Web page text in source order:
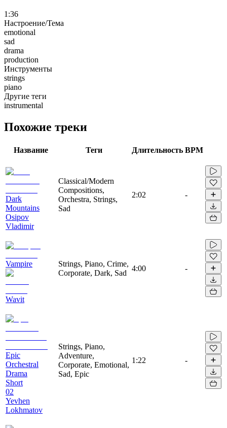
1:36
Настроение/Тема
emotional
sad
drama
production
Инструменты
strings
piano
Другие теги
instrumental
Похожие треки
Название Теги Длительность BPM
Dark
Mountains
Osipov
Vladimir
Classical/Modern
Compositions,
Orchestra, Strings,
Sad
2:02 -
Vampire
Wavit
Strings, Piano, Crime,
Corporate, Dark, Sad
4:00 -
Epic
Orchestral
Drama
Short
02
Yevhen
Lokhmatov
Strings, Piano,
Adventure,
Corporate, Emotional,
Sad, Epic
1:22 -